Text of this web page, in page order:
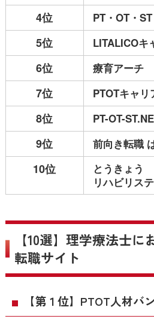
4位 PT・OT・
5位 LITALICOキ
6位 療育アーチ
7位 PTOTキャリ
8位 PT-OT-
9位 前向き転職
10位
とうきょう
リハビリス
【10選】理学療法士に
転職サイト
【第１位】PTOT人材バ